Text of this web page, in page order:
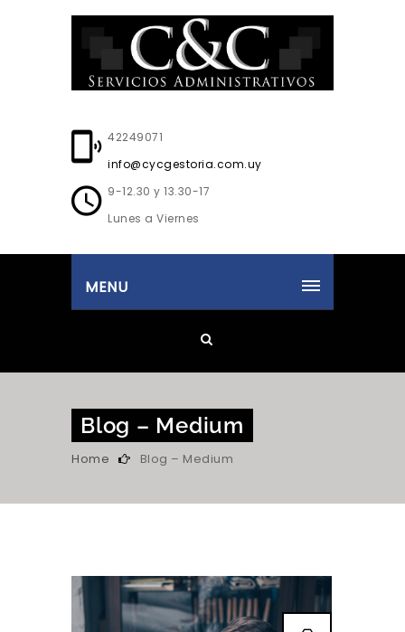
42249071
info@cycgestoria.com.uy
9-12.30 y 13.30-17
Lunes a Viernes
MENU
Blog – Medium
Home Blog – Medium